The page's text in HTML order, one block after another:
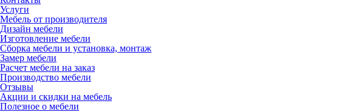
Услуги
Мебель от производителя
Дизайн мебели
Изготовление мебели
Сборка мебели и установка, монтаж
Замер мебели
Расчет мебели на заказ
Производство мебели
Отзывы
Акции и скидки на мебель
Полезное о мебели